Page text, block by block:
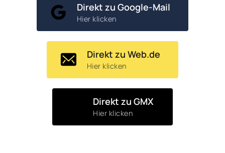
Direkt zu Google-Mail
Hier klicken
Direkt zu Web.de
Hier klicken
Direkt zu GMX
Hier klicken